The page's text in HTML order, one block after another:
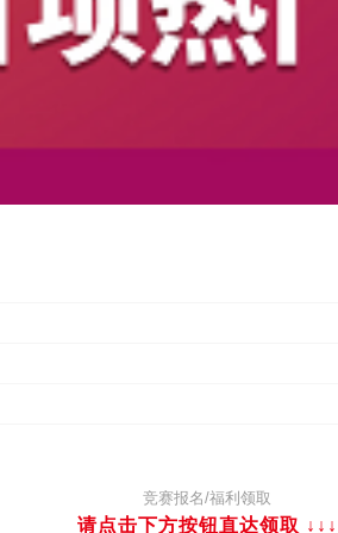
竞赛报名/福利领取
请点击下方按钮直达领取 ↓↓↓